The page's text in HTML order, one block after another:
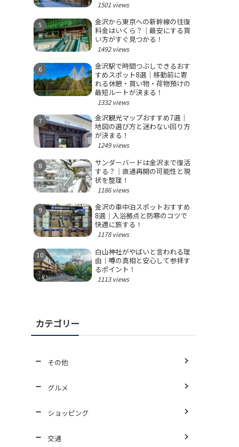
1501 views
金沢から東京への新幹線の往復
料金はいくら？｜最安にする買
い方がすぐ見つかる！
1492 views
金沢駅で時間つぶしできるおす
すめスポット8選｜移動前に寄
れる休憩・買い物・荷物預けの
最短ルートが決まる！
1332 views
金沢観光マップおすすめ7選｜
地図の選び方と迷わない回り方
が決まる！
1249 views
サンダーバードは金沢まで復活
する？｜直通再開の可能性と現
状を整理！
1186 views
金沢の車中泊スポットおすすめ
8選｜入浴拠点と防寒のコツで
快適に旅する！
1178 views
白山神社がやばいと言われる理
由｜噂の真相と安心して参拝す
るポイント！
1113 views
カテゴリー
その他
グルメ
ショッピング
交通